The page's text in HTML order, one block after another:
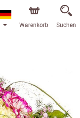
Warenkorb Suchen